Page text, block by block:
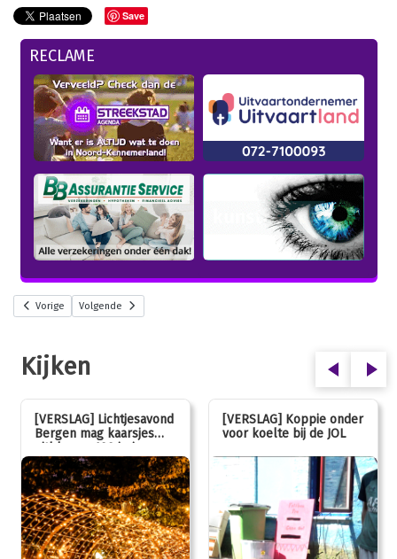
Save
RECLAME
Vorige Volgende
Kijken
[VERSLAG] Lichtjesavond
Bergen mag kaarsjes
uitblazen: 100 jarig
jubileum!
[VERSLAG] Koppie onder
voor koelte bij de JOL